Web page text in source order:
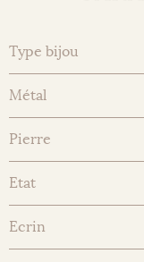
Type bijou
Métal
Pierre
Etat
Ecrin